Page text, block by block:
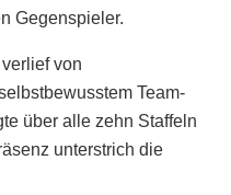
Gegenspieler.
von
Team-
über alle zehn Staffeln
unterstrich die